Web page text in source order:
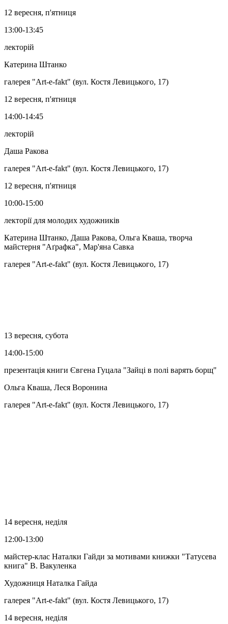
12 вересня, п'ятниця
13:00-13:45
лекторій
Катерина Штанко
галерея "Art-e-fakt" (вул. Костя Левицького, 17)
12 вересня, п'ятниця
14:00-14:45
лекторій
Даша Ракова
галерея "Art-e-fakt" (вул. Костя Левицького, 17)
12 вересня, п'ятниця
10:00-15:00
лекторії для молодих художників
Катерина Штанко, Даша Ракова, Ольга Кваша, творча
майстерня "Аґрафка", Мар'яна Савка
галерея "Art-e-fakt" (вул. Костя Левицького, 17)
13 вересня, субота
14:00-15:00
презентація книги Євгена Гуцала "Зайці в полі варять борщ"
Ольга Кваша, Леся Воронина
галерея "Art-e-fakt" (вул. Костя Левицького, 17)
14 вересня, неділя
12:00-13:00
майстер-клас Наталки Гайди за мотивами книжки "Татусева
книга" В. Вакуленка
Художниця Наталка Гайда
галерея "Art-e-fakt" (вул. Костя Левицького, 17)
14 вересня, неділя